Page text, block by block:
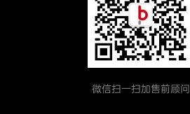
微信扫一扫加售前顾问